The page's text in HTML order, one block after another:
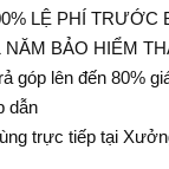
LỆ PHÍ TRƯỚC
NĂM BẢO HIỂM
góp lên đến 80%
dẫn
trực tiếp tại